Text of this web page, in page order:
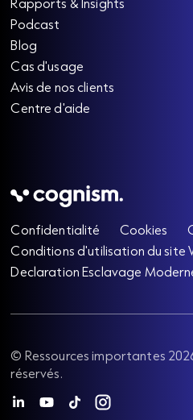
Podcast
Blog
Cas d'usage
Avis de nos clients
Centre d'aide
Confidentialité Cookies
Conditions d'utilisation du site
Declaration Esclavage
© Ressources importantes
réservés.